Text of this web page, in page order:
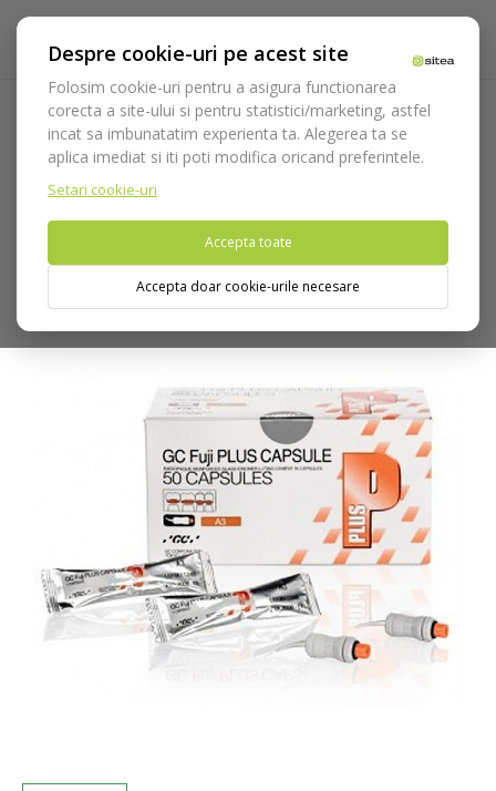
Despre cookie-uri pe acest site
Folosim cookie-uri pentru a asigura functionarea
corecta a site-ului si pentru statistici/marketing, astfel
incat sa imbunatatim experienta ta. Alegerea ta se
aplica imediat si iti poti modifica oricand preferintele.
Setari cookie-uri
Accepta toate
Accepta doar cookie-urile necesare
Acasa Consumabile Protetica Cimenturi definitive
Fuji Plus Capsule A3 - 50 Capsule
Nu puteti plasa comenzi din tara din care accesati website-ul